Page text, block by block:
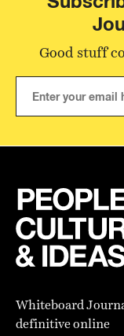
Good stuff
Whiteboard
definitive online